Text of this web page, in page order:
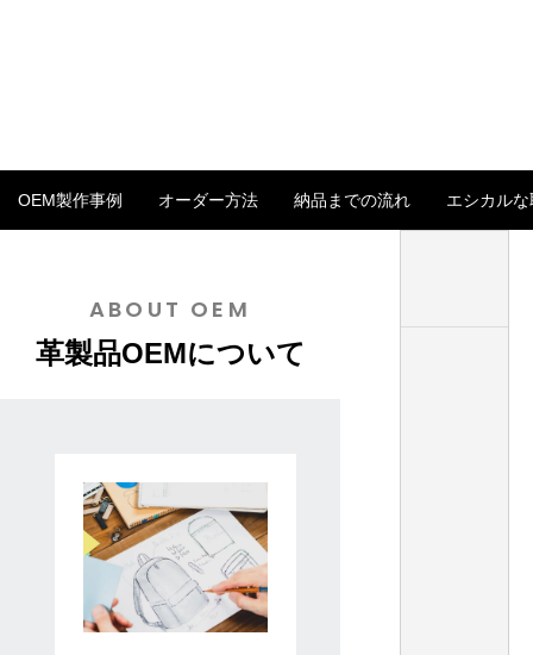
イタリアンレザーで革製品OEM バングラ
デシュ生産の強み
ベルト付き長財布
OEM製作事例 オーダー方法 納品までの流れ エシカル
ABOUT OEM
革製品OEMについて